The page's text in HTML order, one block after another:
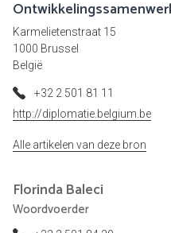
Karmelietenstraat 15
1000 Brussel
België
+32 2 501 81 11
http://diplomatie.belgium.be
Alle artikelen van deze bron
Florinda Baleci
Woordvoerder